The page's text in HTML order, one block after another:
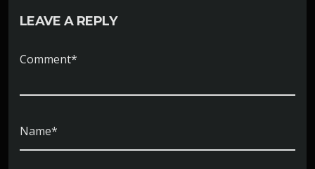
LEAVE A REPLY
Comment*
Name*